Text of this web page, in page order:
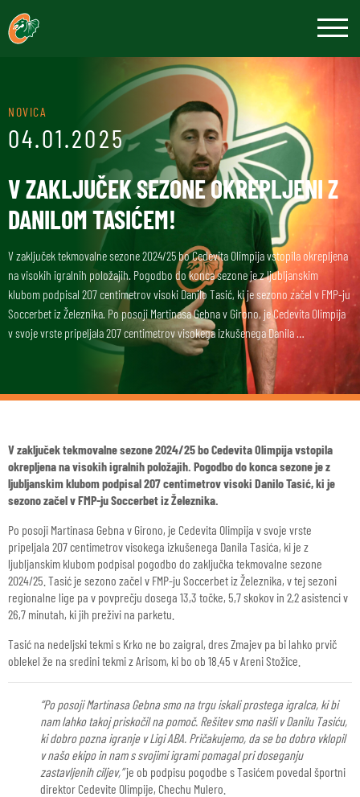
NOVICA
04.01.2025
V ZAKLJUČEK SEZONE OKREPLJENI Z
DANILOM TASIĆEM!
V zaključek tekmovalne sezone 2024/25 bo Cedevita Olimpija vstopila okrepljena
na visokih igralnih položajih. Pogodbo do konca sezone je z ljubljanskim
klubom podpisal 207 centimetrov visoki Danilo Tasić, ki je sezono začel v FMP-ju
Soccerbet iz Železnika. Po posoji Martinasa Gebna v Girono, je Cedevita Olimpija
v svoje vrste pripeljala 207 centimetrov visokega izkušenega Danila …
V zaključek tekmovalne sezone 2024/25 bo Cedevita Olimpija vstopila
okrepljena na visokih igralnih položajih. Pogodbo do konca sezone je z
ljubljanskim klubom podpisal 207 centimetrov visoki Danilo Tasić, ki je
sezono začel v FMP-ju Soccerbet iz Železnika.
Po posoji Martinasa Gebna v Girono, je Cedevita Olimpija v svoje vrste
pripeljala 207 centimetrov visokega izkušenega Danila Tasića, ki je z
ljubljanskim klubom podpisal pogodbo do zaključka tekmovalne sezone
2024/25. Tasić je sezono začel v FMP-ju Soccerbet iz Železnika, v tej sezoni
regionalne lige pa v povprečju dosega 13,3 točke, 5,7 skokov in 2,2 asistenci v
26,7 minutah, ki jih preživi na parketu.
Tasić na nedeljski tekmi s Krko ne bo zaigral, dres Zmajev pa bi lahko prvič
oblekel že na sredini tekmi z Arisom, ki bo ob 18.45 v Areni Stožice.
“Po posoji Martinasa Gebna smo na trgu iskali prostega igralca, ki bi
nam lahko takoj priskočil na pomoč. Rešitev smo našli v Danilu Tasiću,
ki dobro pozna igranje v Ligi ABA. Pričakujemo, da se bo dobro vklopil
v našo ekipo in nam s svojimi igrami pomagal pri doseganju
zastavljenih ciljev,”je ob podpisu pogodbe s Tasićem povedal športni
direktor Cedevite Olimpije, Chechu Mulero.